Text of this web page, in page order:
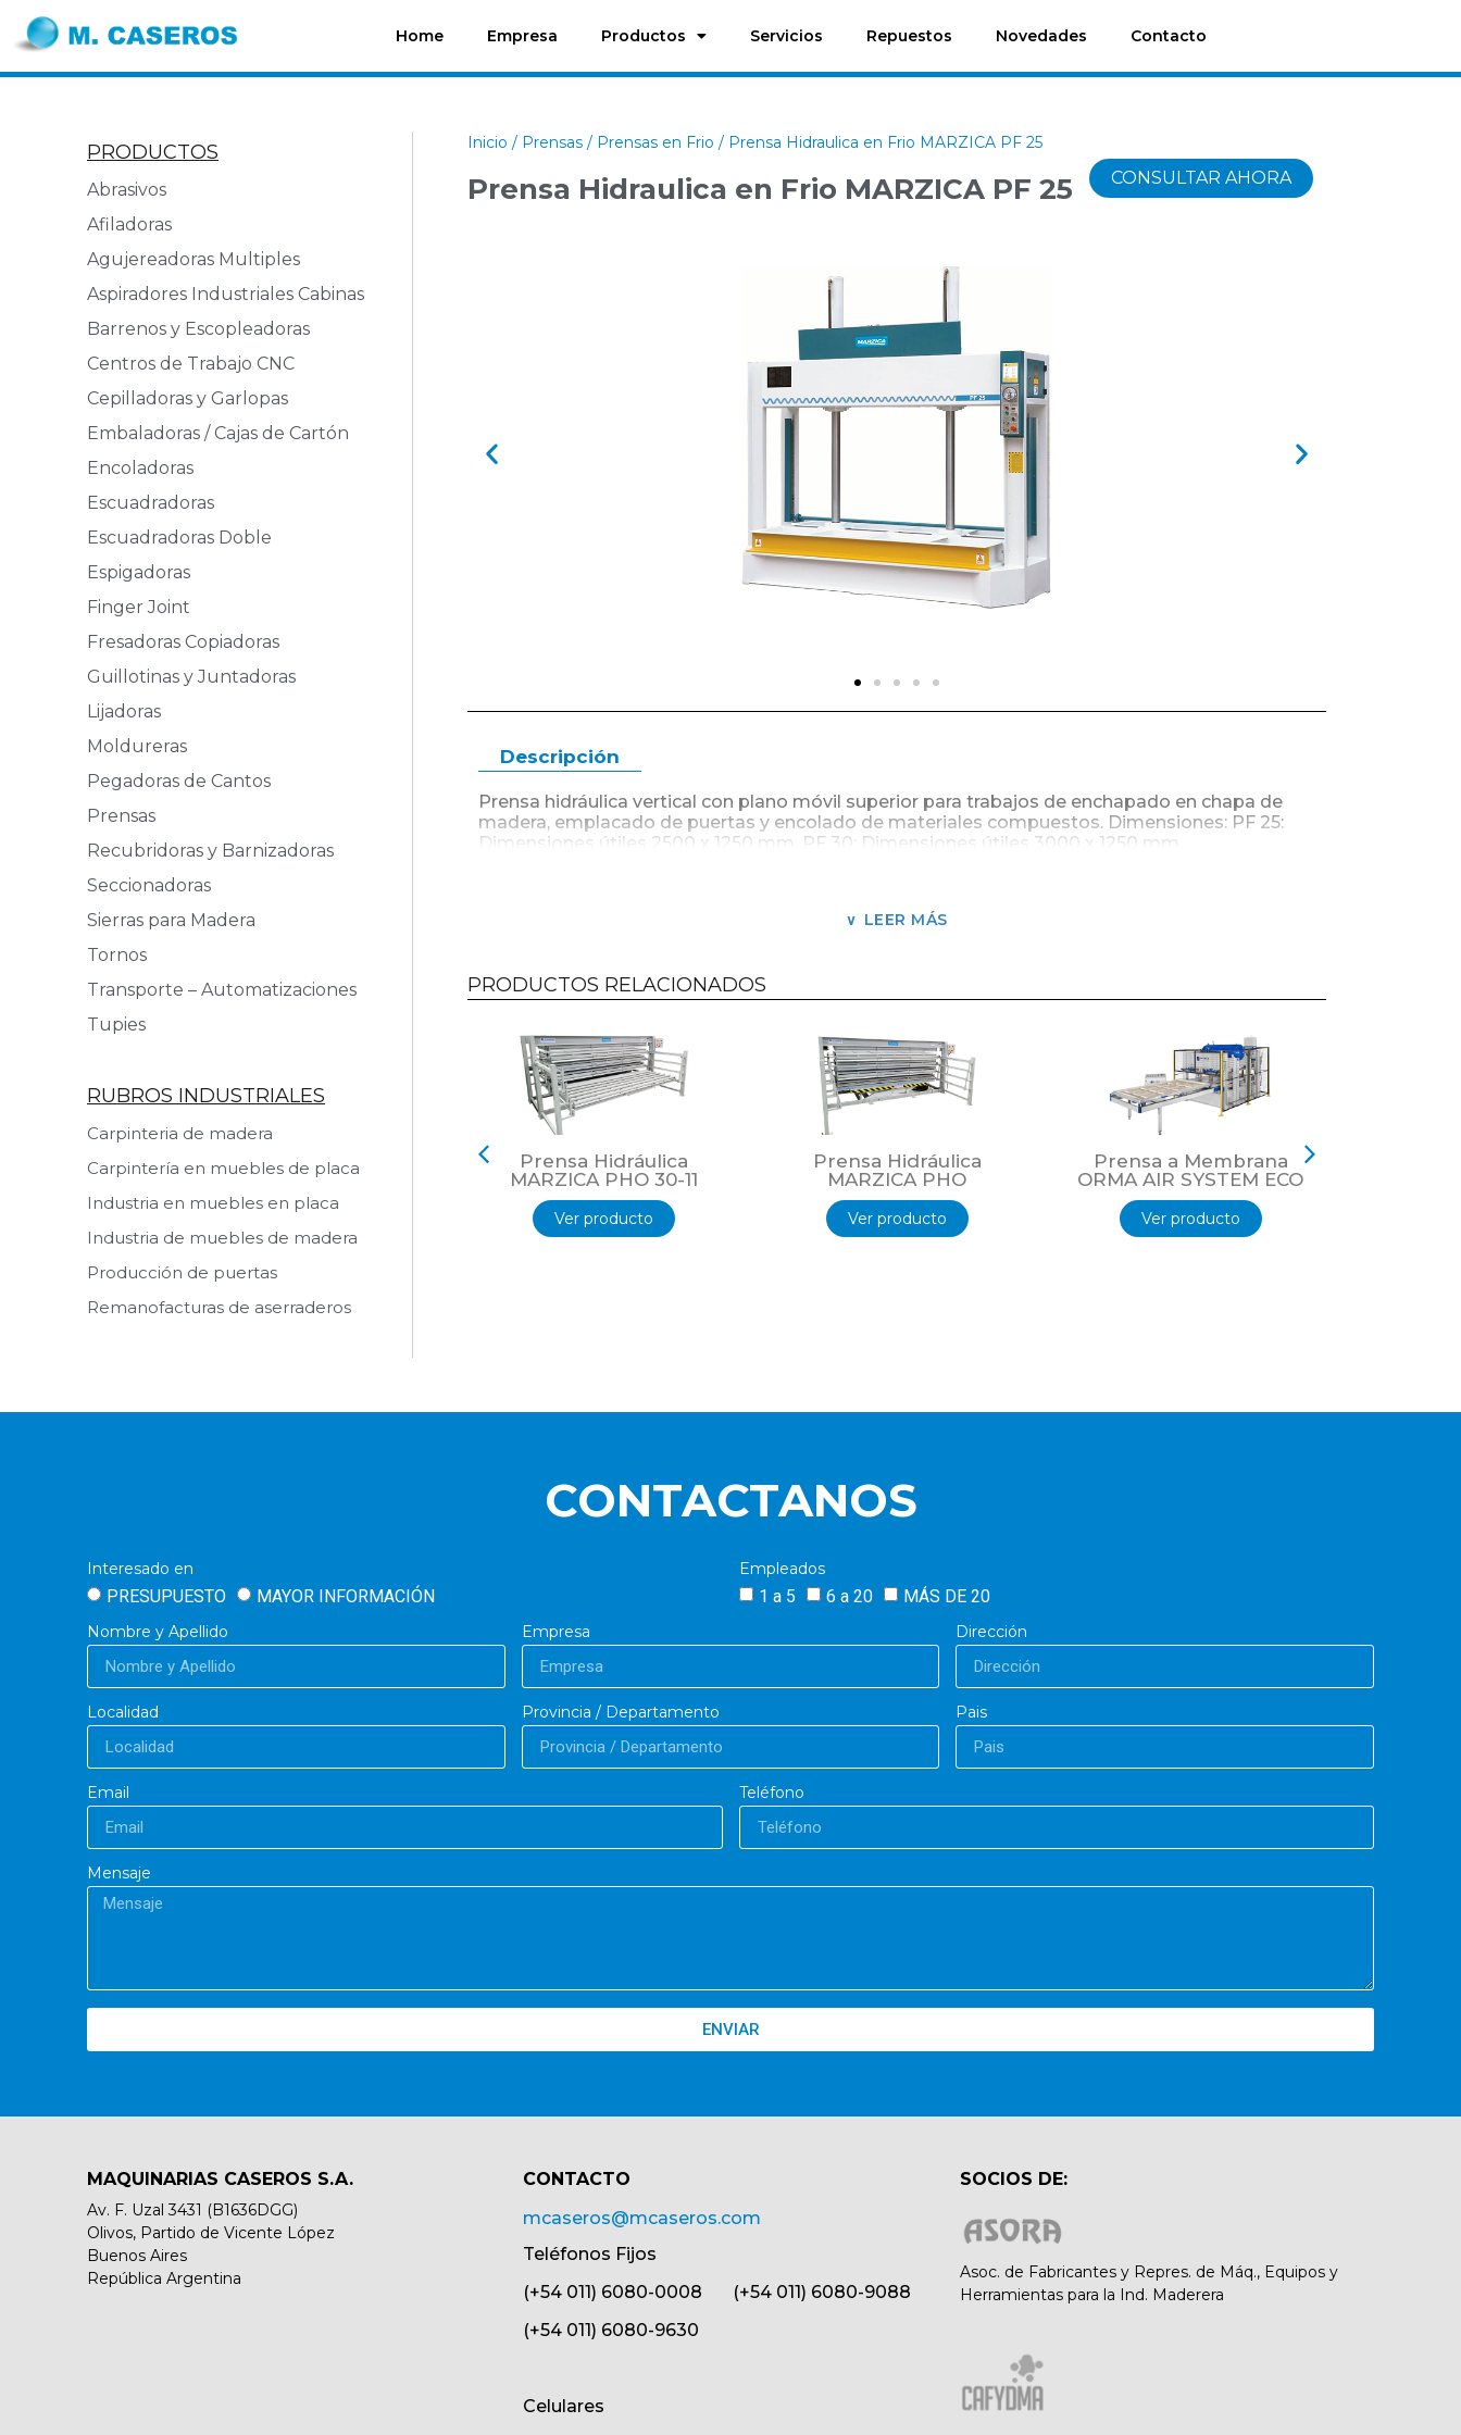
Home Empresa Productos Servicios Repuestos Novedades Contacto
PRODUCTOS
Abrasivos
Afiladoras
Agujereadoras Multiples
Aspiradores Industriales Cabinas
Barrenos y Escopleadoras
Centros de Trabajo CNC
Cepilladoras y Garlopas
Embaladoras / Cajas de Cartón
Encoladoras
Escuadradoras
Escuadradoras Doble
Espigadoras
Finger Joint
Fresadoras Copiadoras
Guillotinas y Juntadoras
Lijadoras
Moldureras
Pegadoras de Cantos
Prensas
Recubridoras y Barnizadoras
Seccionadoras
Sierras para Madera
Tornos
Transporte – Automatizaciones
Tupies
RUBROS INDUSTRIALES
Carpinteria de madera
Carpintería en muebles de placa
Industria en muebles en placa
Industria de muebles de madera
Producción de puertas
Remanofacturas de aserraderos
Inicio / Prensas / Prensas en Frio / Prensa Hidraulica en Frio MARZICA PF 25
Prensa Hidraulica en Frio MARZICA PF 25 CONSULTAR AHORA
Descripción
Prensa hidráulica vertical con plano móvil superior para trabajos de enchapado en chapa de
madera, emplacado de puertas y encolado de materiales compuestos. Dimensiones: PF 25:
Dimensiones útiles 2500 x 1250 mm. PF 30: Dimensiones útiles 3000 x 1250 mm.
Versiones Hidráulica: 50 Toneladas con 2 pistones. 80 Toneladas con 3 pistones. 100 Toneladas
LEER MÁS
PRODUCTOS RELACIONADOS
Tableros
a Alta
MARZICA
Prensa para Tableros
Alistonados en Caliente
MARZICA PHT 25E
Ver producto
Prensa Hidráulica
MARZICA PHO 30-11
Ver producto
Prensa Hidráulica
MARZICA PHO
Ver producto
Prensa a Membrana
ORMA AIR SYSTEM ECO
Ver producto
CONTACTANOS
Interesado en
PRESUPUESTO MAYOR INFORMACIÓN
Empleados
1 a 5 6 a 20 MÁS DE 20
Nombre y Apellido Empresa Dirección
Localidad Provincia / Departamento Pais
Email Teléfono
Mensaje
ENVIAR
MAQUINARIAS CASEROS S.A.
Av. F. Uzal 3431 (B1636DGG)
Olivos, Partido de Vicente López
Buenos Aires
República Argentina
CONTACTO​
mcaseros@mcaseros.com
Teléfonos Fijos
(+54 011) 6080-0008 (+54 011) 6080-9088
(+54 011) 6080-9630
Celulares
SOCIOS DE:
Asoc. de Fabricantes y Repres. de Máq., Equipos y
Herramientas para la Ind. Maderera